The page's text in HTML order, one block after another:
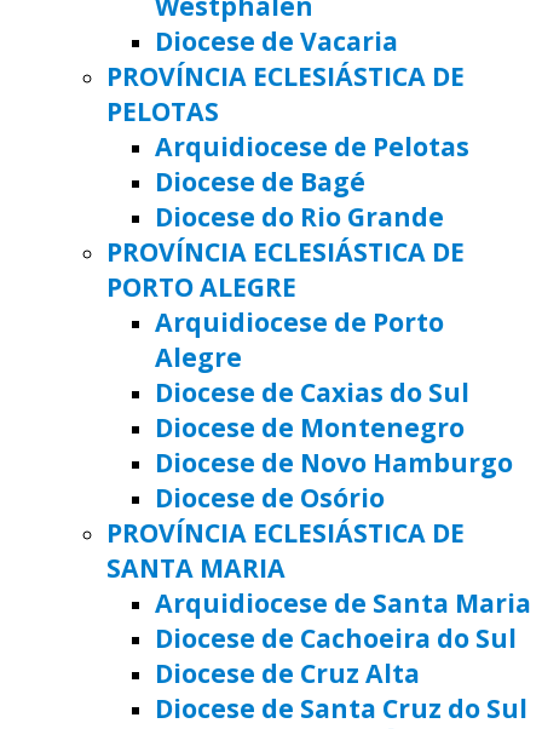
Diocese de Vacaria
PROVÍNCIA ECLESIÁSTICA DE
PELOTAS
Arquidiocese de Pelotas
Diocese de Bagé
Diocese do Rio Grande
PROVÍNCIA ECLESIÁSTICA DE
PORTO ALEGRE
Arquidiocese de Porto
Alegre
Diocese de Caxias do Sul
Diocese de Montenegro
Diocese de Novo Hamburgo
Diocese de Osório
PROVÍNCIA ECLESIÁSTICA DE
SANTA MARIA
Arquidiocese de Santa Maria
Diocese de Cachoeira do Sul
Diocese de Cruz Alta
Diocese de Santa Cruz do Sul